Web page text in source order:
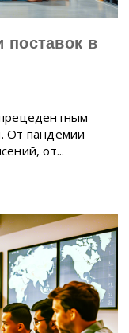
поставок в
От пандемии
от...